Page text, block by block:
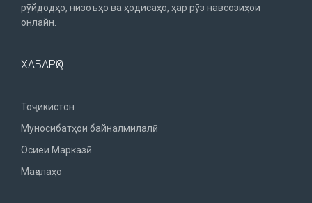
рӯйдодҳо, низоъҳо ва ҳодисаҳо, ҳар рӯз навсозиҳои
онлайн.
ХАБАРҲО
Тоҷикистон
Муносибатҳои байналмилалӣ
Осиёи Марказӣ
Мақолаҳо